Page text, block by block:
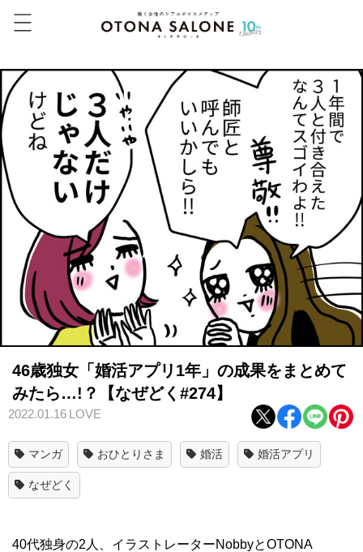
46歳独女「婚活アプリ1年」の成果をまとめて
みたら…!？【なぜどく#274】
2022.01.16 LOVE
マンガ おひとりさま 婚活 婚活アプリ
なぜどく
40代独身の2人、イラストレーターNobbyとOTONA